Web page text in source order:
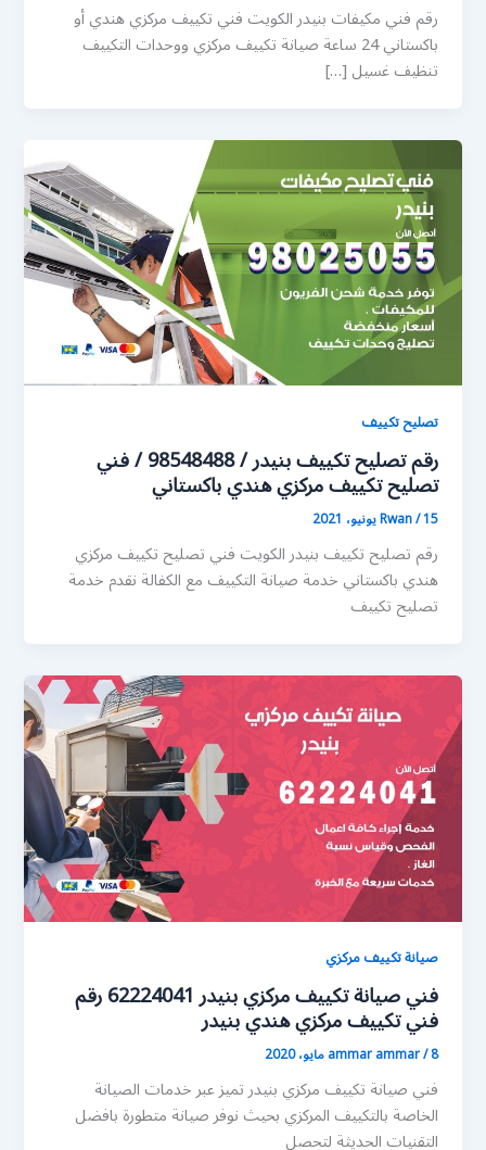
رقم فني مكيفات بنيدر الكويت فني تكييف مركزي هندي أو
باكستاني 24 ساعة صيانة تكييف مركزي ووحدات التكييف
تنظيف غسيل […]
تصليح تكييف
رقم تصليح تكييف بنيدر / 98548488 / فني
تصليح تكييف مركزي هندي باكستاني
Rwan/15 يونيو، 2021
رقم تصليح تكييف بنيدر الكويت فني تصليح تكييف مركزي
هندي باكستاني خدمة صيانة التكييف مع الكفالة نقدم خدمة
تصليح تكييف
صيانة تكييف مركزي
فني صيانة تكييف مركزي بنيدر 62224041 رقم
فني تكييف مركزي هندي بنيدر
ammar ammar/8 مايو، 2020
فني صيانة تكييف مركزي بنيدر تميز عبر خدمات الصيانة
الخاصة بالتكييف المركزي بحيث نوفر صيانة متطورة بافضل
التقنيات الحديثة لتحصل